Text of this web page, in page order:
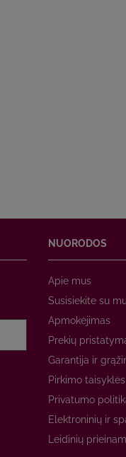
NUORODOS
Apie mus
Susisiekite su
Apmokėjimas
Prekių
Garantija ir
Pirkimo taisyklės
Privatumo
Elektroninių ir
Leidinių